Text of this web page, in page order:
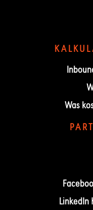
Was
LinkedIn